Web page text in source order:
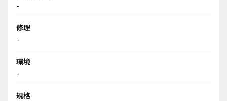
-
修理
-
環境
-
規格